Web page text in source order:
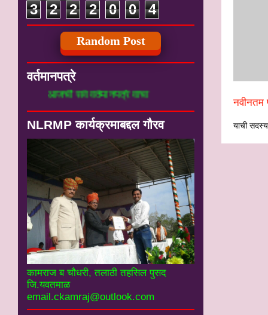
नवीनतम
याची
3 2 2 2 0 0 4
Random Post
वर्तमानपत्रे
आजची सर्व वर्तमानपत्रे वाचा
NLRMP कार्यक्रमाबद्दल गौरव
कामराज ब चौधरी, तलाठी तहसिल पुसद
जि.यवतमाळ
email.ckamraj@outlook.com